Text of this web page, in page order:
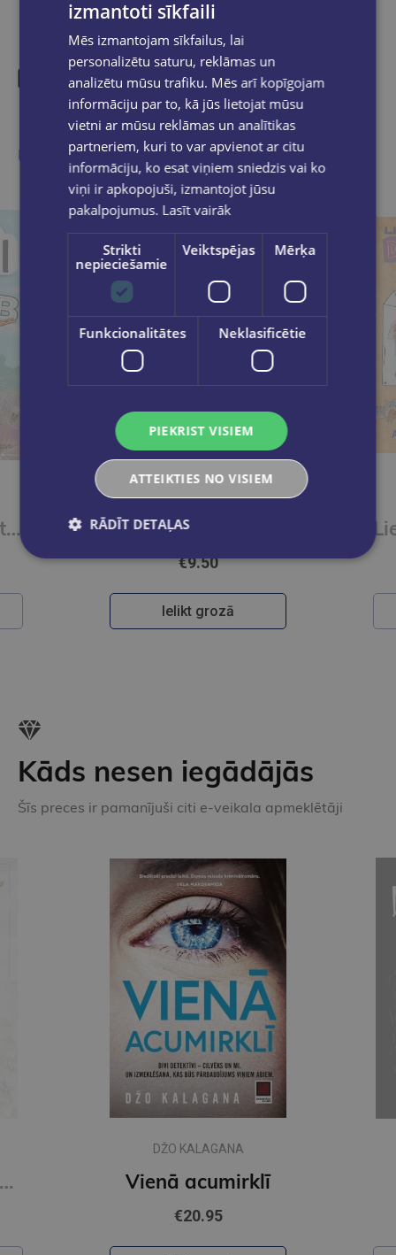
Līdzīgas preces
Ieskaties, varbūt noder
Skudriņa Kāpēcīte. Burti
Jaunums
€9.50
Ielikt grozā
Kāds nesen iegādājās
Šīs preces ir pamanījuši citi e-veikala apmeklētāji
King of Sloth #4 Kings of Sin: addictive billionaire romance from the author of the Twisted series
DŽO KALAGANA
Vienā acumirklī
€20.95
izmantoti sīkfaili
Mēs izmantojam sīkfailus, lai
personalizētu saturu, reklāmas un
analizētu mūsu trafiku. Mēs arī kopīgojam
informāciju par to, kā jūs lietojat mūsu
vietni ar mūsu reklāmas un analītikas
partneriem, kuri to var apvienot ar citu
informāciju, ko esat viņiem sniedzis vai ko
viņi ir apkopojuši, izmantojot jūsu
pakalpojumus. Lasīt vairāk
Strikti
nepieciešamie
Veiktspējas Mērķa
Funkcionalitātes Neklasificētie
PIEKRIST VISIEM
ATTEIKTIES NO VISIEM
RĀDĪT DETAĻAS